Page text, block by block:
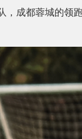
都蓉城的领跑